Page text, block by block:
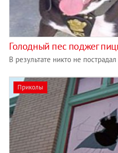
Голодный пес поджег
В результате никто не пострадал
Приколы